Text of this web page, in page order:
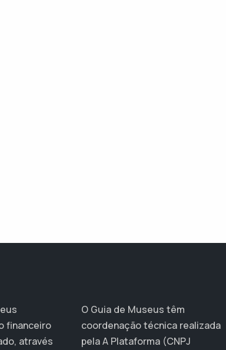
financeiro
através
O Guia de Museus têm
coordenação técnica realizada
pela A Plataforma (CNPJ